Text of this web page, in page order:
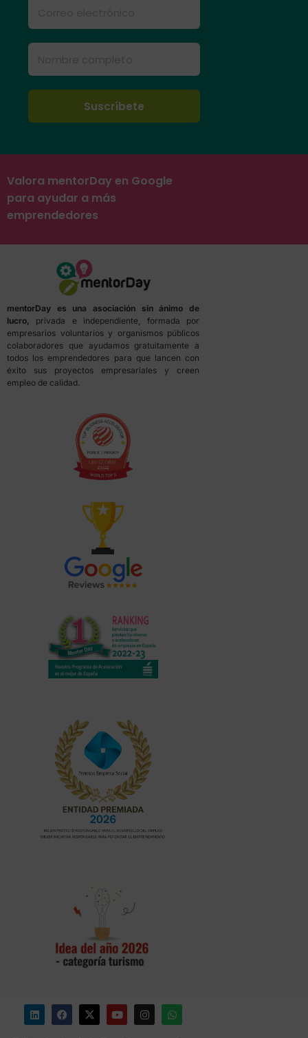
Valora mentorDay en Google
para ayudar a más
emprendedores
mentorDay es una asociación sin ánimo de
lucro, privada e independiente, formada por
empresarios voluntarios y organismos públicos
colaboradores que ayudamos gratuitamente a
todos los emprendedores para que lancen con
éxito sus proyectos empresariales y creen
empleo de calidad.